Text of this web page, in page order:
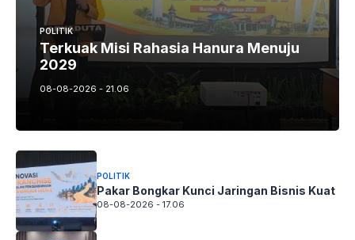
POLITIK
Terkuak Misi Rahasia Hanura Menuju
2029
08-08-2026 - 21.06
POLITIK
Pakar Bongkar Kunci Jaringan Bisnis Kuat
08-08-2026 - 17.06